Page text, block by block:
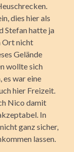
dies hier als
Stefan hatte ja
Ort nicht
Gelände
wollte sich
es war eine
hier Freizeit.
Nico damit
In
ganz sicher,
lassen.